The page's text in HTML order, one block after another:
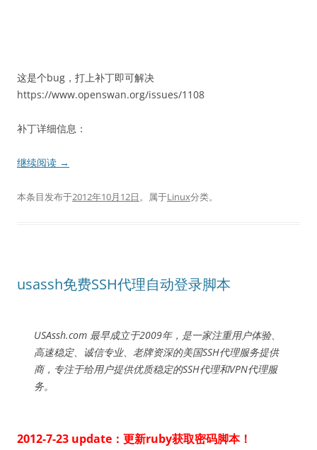
这是个bug，打上补丁即可解决
https://www.openswan.org/issues/1108
补丁详细信息：
继续阅读 →
本条目发布于2012年10月12日。属于Linux分类。
usassh免费SSH代理自动登录脚本
USAssh.com 最早成立于2009年，是一家注重用户体验、
高速稳定、诚信专业、老牌资深的美国SSH代理服务提供
商，专注于给用户提供优质稳定的SSH代理和VPN代理服
务。
2012-7-23 update：更新ruby获取密码脚本！